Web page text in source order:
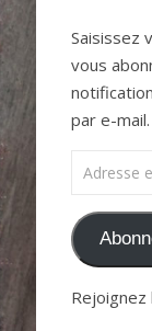
Saisissez
vous
par e-mail.
Adresse